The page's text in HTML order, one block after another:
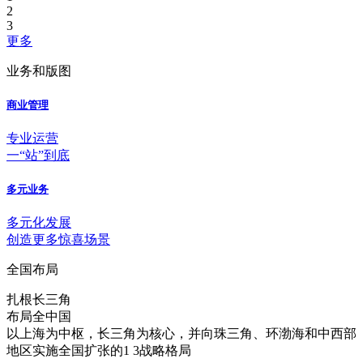
2
3
更多
业务和版图
商业管理
专业运营
一“站”到底
多元业务
多元化发展
创造更多惊喜场景
全国布局
扎根长三角
布局全中国
以上海为中枢，长三角为核心，并向珠三角、环渤海和中西部
地区实施全国扩张的1 3战略格局